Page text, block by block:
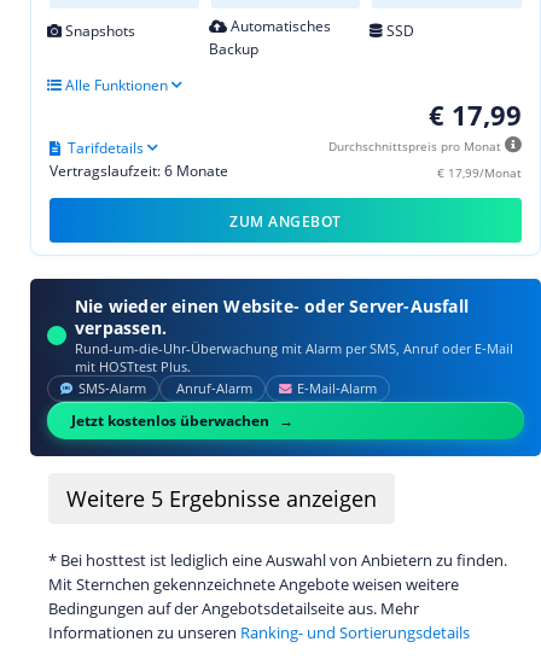
Snapshots
Automatisches
Backup
SSD
Alle Funktionen
€ 17,99
Durchschnittspreis pro Monat
€ 17,99/Monat
Vertragslaufzeit: 6 Monate
Tarifdetails
ZUM ANGEBOT
Nie wieder einen Website- oder Server-Ausfall
verpassen.
Rund-um-die-Uhr-Überwachung mit Alarm per SMS, Anruf oder E‑Mail
mit HOSTtest Plus.
SMS‑Alarm Anruf‑Alarm E‑Mail‑Alarm
Jetzt kostenlos überwachen
Weitere 5 Ergebnisse anzeigen
* Bei hosttest ist lediglich eine Auswahl von Anbietern zu finden.
Mit Sternchen gekennzeichnete Angebote weisen weitere
Bedingungen auf der Angebotsdetailseite aus. Mehr
Informationen zu unseren Ranking- und Sortierungsdetails